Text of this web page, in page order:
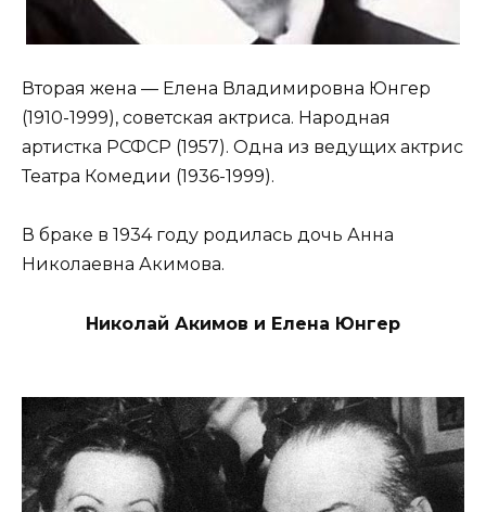
Вторая жена — Елена Владимировна Юнгер
(1910-1999), советская актриса. Народная
артистка РСФСР (1957). Одна из ведущих актрис
Театра Комедии (1936-1999).
В браке в 1934 году родилась дочь Анна
Николаевна Акимова.
Николай Акимов и Елена Юнгер